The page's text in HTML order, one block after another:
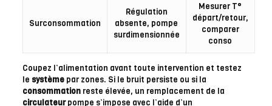
Surconsommation
Régulation
absente, pompe
surdimensionnée
Mesurer T°
départ/retour,
comparer
conso
Coupez l’alimentation avant toute intervention et testez
le systèmepar zones. Si le bruit persiste ou si la
consommationreste élevée, un remplacement de la
circulateurpompe s’impose avec l’aide d’un